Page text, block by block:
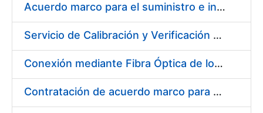
Acuerdo marco para el suministro e instalación de persianas, estores y otros complementos
Servicio de Calibración y Verificación Externa de los Equipos de Medición del Servicio de Prevención de la FNMT-RCM
Conexión mediante Fibra Óptica de los Centros de Proceso de Datos (CPDs) de las sedes de la FNMT-RCM de Burgos y Madrid
Contratación de acuerdo marco para el Suministro de Material de Electricidad para la Fábrica Nacional de Moneda y Timbre-Real Casa de la Moneda en su centro de trabajo de Burgos